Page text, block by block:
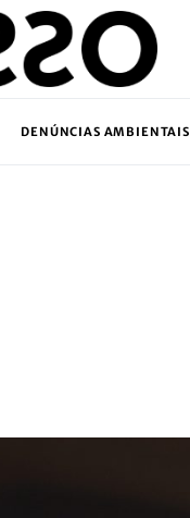
DENÚNCIAS AMBIENTAIS